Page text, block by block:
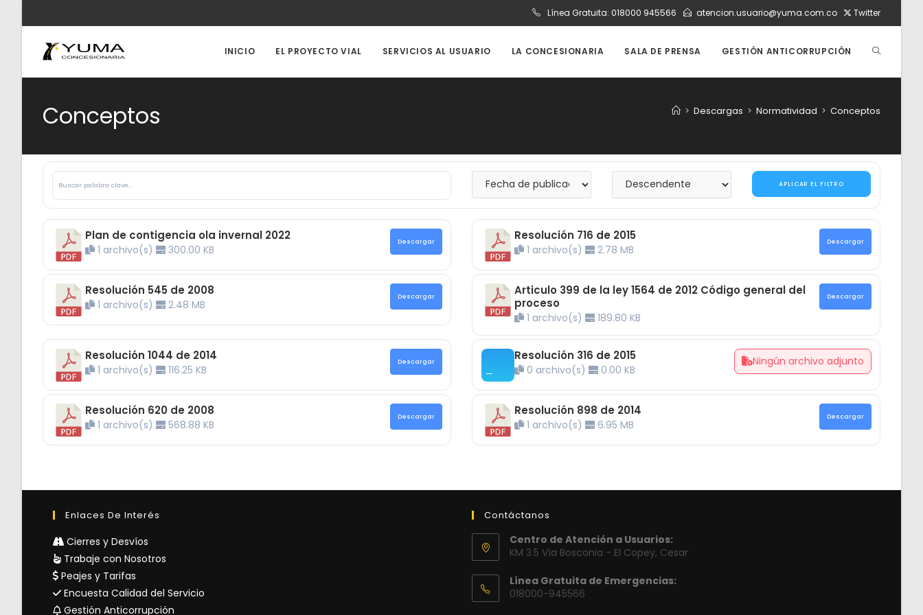
contenido
Línea Gratuita: 018000 945566 atencion.usuario@yuma.com.co Twitter
INICIO EL PROYECTO VIAL SERVICIOS AL USUARIO LA CONCESIONARIA SALA DE PRENSA GESTIÓN ANTICORRUPCIÓN ALTERNAR
DE
LA
Conceptos > Descargas > Normatividad > Conceptos
APLICAR EL FILTRO
Plan de contigencia ola invernal 2022
1 archivo(s) 300.00 KB
Descargar Resolución 716 de 2015
1 archivo(s) 2.78 MB
Descargar
Resolución 545 de 2008
1 archivo(s) 2.48 MB
Descargar
Articulo 399 de la ley 1564 de 2012 Código general del
proceso
1 archivo(s) 189.80 KB
Descargar
Resolución 1044 de 2014
1 archivo(s) 116.25 KB
Descargar Resolución 316 de 2015
0 archivo(s) 0.00 KB
Ningún archivo adjunto
Resolución 620 de 2008
1 archivo(s) 568.88 KB
Descargar Resolución 898 de 2014
1 archivo(s) 6.95 MB
Descargar
Enlaces De Interés
Cierres y Desvíos
Trabaje con Nosotros
Peajes y Tarifas
Encuesta Calidad del Servicio
Gestión Anticorrupción
Contáctanos
Centro de Atención a Usuarios:
KM 3.5 Vía Bosconia - El Copey, Cesar
Línea Gratuita de Emergencias:
018000-945566